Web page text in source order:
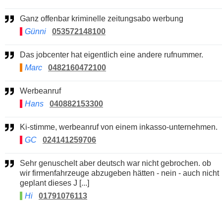
Ganz offenbar kriminelle zeitungsabo werbung
Günni
053572148100
Das jobcenter hat eigentlich eine andere rufnummer.
Marc
0482160472100
Werbeanruf
Hans
040882153300
Ki-stimme, werbeanruf von einem inkasso-unternehmen.
GC
024141259706
Sehr genuschelt aber deutsch war nicht gebrochen. ob
wir firmenfahrzeuge abzugeben hätten - nein - auch nicht
geplant dieses J [...]
Hi
01791076113